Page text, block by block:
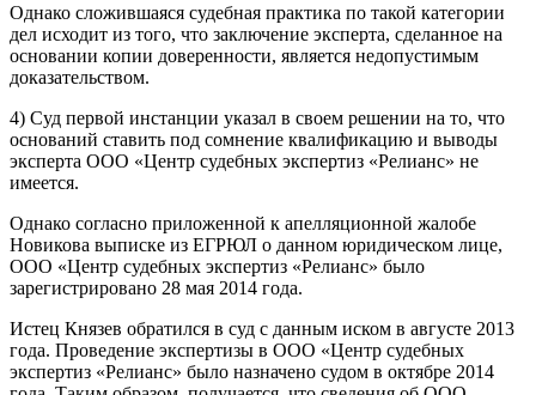
Однако сложившаяся судебная практика по такой категории
дел исходит из того, что заключение эксперта, сделанное на
основании копии доверенности, является недопустимым
доказательством.
4) Суд первой инстанции указал в своем решении на то, что
оснований ставить под сомнение квалификацию и выводы
эксперта ООО «Центр судебных экспертиз «Релианс» не
имеется.
Однако согласно приложенной к апелляционной жалобе
Новикова выписке из ЕГРЮЛ о данном юридическом лице,
ООО «Центр судебных экспертиз «Релианс» было
зарегистрировано 28 мая 2014 года.
Истец Князев обратился в суд с данным иском в августе 2013
года. Проведение экспертизы в ООО «Центр судебных
экспертиз «Релианс» было назначено судом в октябре 2014